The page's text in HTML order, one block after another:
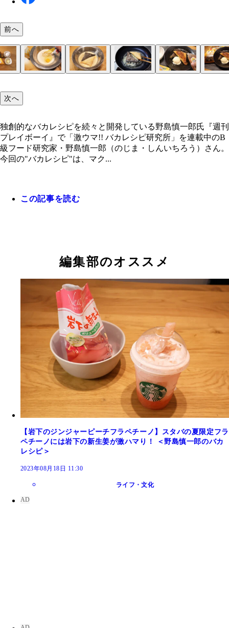
独創的なバカレシピを続々と開発している野島慎
前へ
次へ
独創的なバカレシピを続々と開発している野島慎一郎氏『週刊
プレイボーイ』で「激ウマ!! バカレシピ研究所」を連載中のB
級フード研究家・野島慎一郎（のじま・しんいちろう）さん。
今回の"バカレシピ"は、マク...
この記事を読む
編集部のオススメ
【岩下のジンジャーピーチフラペチーノ】スタバの夏限定フラ
ペチーノには岩下の新生姜が激ハマり！ ＜野島慎一郎のバカ
レシピ＞
2023年08月18日 11:30
ライフ・文化